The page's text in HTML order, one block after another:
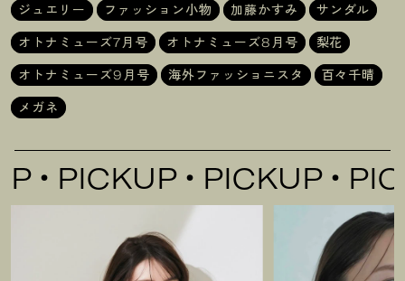
ジュエリー
ファッション小物 加藤かすみ
サンダル
オトナミューズ7月号
オトナミューズ8月号
梨花
オトナミューズ9月号
海外ファッショニスタ
百々千晴
メガネ
PICKUP PICKUP